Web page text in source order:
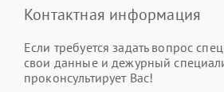
Контактная информация
Если требуется задать вопрос
свои данные и дежурный
проконсультирует Вас!